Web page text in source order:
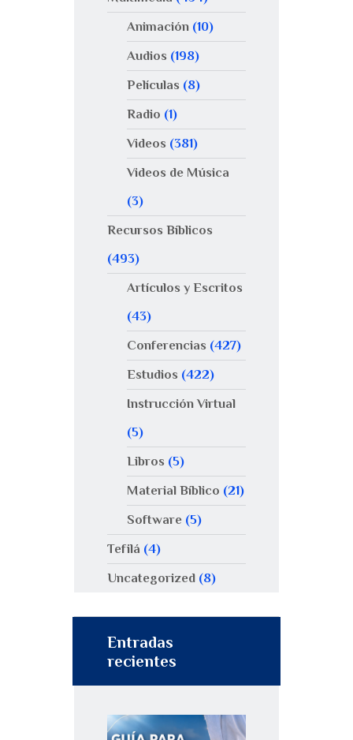
Animación(10)
Audios (198)
Películas (8)
Radio (1)
Videos (381)
Videos de Música
(3)
Recursos Bíblicos
(493)
Artículos y Escritos
(43)
Conferencias (427)
Estudios (422)
Instrucción Virtual
(5)
Libros (5)
Material Bíblico (21)
Software(5)
Tefilá (4)
Uncategorized (8)
Entradas
recientes